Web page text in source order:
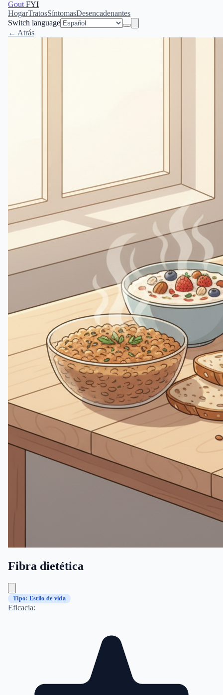
Gout FYI
HogarTratosSíntomasDesencadenantes
Switch language
← Atrás
Fibra dietética
Tipo: Estilo de vida
Eficacia: